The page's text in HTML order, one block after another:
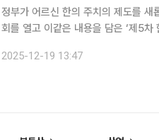
정부가 어르신 한의 주치의 제도를 새롭게 도입한다. 보건복지부는 19
회를 열고 이같은 내용을 담은 ‘제5
체계를 개선하고자 어르신 한의 주치
2025-12-19 13:47